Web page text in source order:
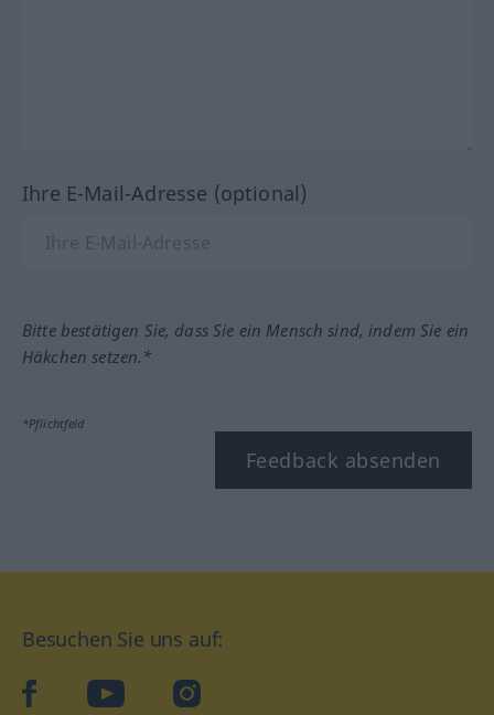
Ihre E-Mail-Adresse (optional)
Bitte bestätigen Sie, dass Sie ein Mensch sind, indem Sie ein
Häkchen setzen.*
*Pflichtfeld
Feedback absenden
Besuchen Sie uns auf:
facebookYouTube Instagram